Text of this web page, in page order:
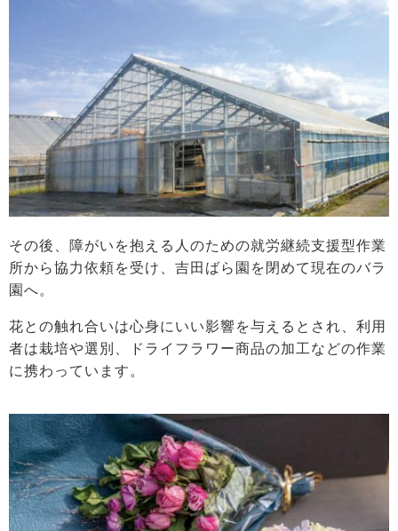
その後、障がいを抱える人のための就労継続支援型作業
所から協力依頼を受け、吉田ばら園を閉めて現在のバラ
園へ。
花との触れ合いは心身にいい影響を与えるとされ、利用
者は栽培や選別、ドライフラワー商品の加工などの作業
に携わっています。